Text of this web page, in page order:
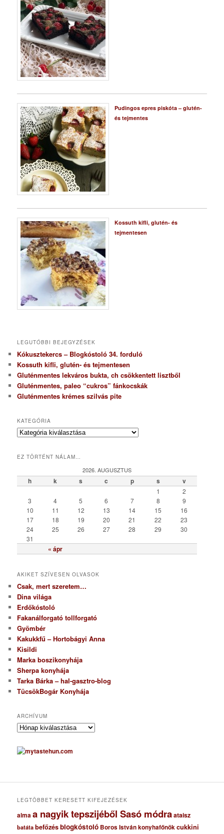
Pudingos epres piskóta – glutén-
és tejmentes
Kossuth kifli, glutén- és
tejmentesen
LEGUTÓBBI BEJEGYZÉSEK
Kókusztekercs – Blogkóstoló 34. forduló
Kossuth kifli, glutén- és tejmentesen
Gluténmentes lekváros bukta, ch csökkentett lisztből
Gluténmentes, paleo “cukros” fánkocskák
Gluténmentes krémes szilvás pite
KATEGÓRIA
K
e
r
EZ TÖRTÉNT NÁLAM…
2026. AUGUSZTUS
h k s c p s v
« ápr
1
2
3
4 5 6 7 8
9
10
11 12 13 14 15
16
17
18 19 20 21 22
23
24
25 26 27 28 29
30
31
AKIKET SZÍVESEN OLVASOK
Csak, mert szeretem…
Dina világa
Erdőkóstoló
Fakanálforgató tollforgató
Gyömbér
Kakukkfű – Hortobágyi Anna
Kisildi
Marka boszikonyhája
Sherpa konyhája
Tarka Bárka – hal-gasztro-blog
TücsökBogár Konyhája
ARCHÍVUM
A
c
h
u
LEGTÖBBET KERESETT KIFEJEZÉSEK
almaa nagyik tepszijéből Sasó módraataisz
batáta befőzésblogkóstoló Boros István konyhafőnökcukkini